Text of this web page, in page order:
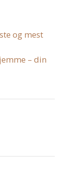
og mest
– din